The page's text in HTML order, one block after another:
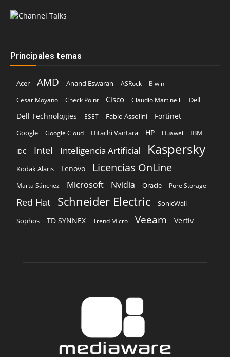
Principales temas
Acer AMD Anand Eswaran ASRock
Biwin
Cesar Moyano
Check Point Cisco Claudio Martinelli Dell
Dell Technologies ESET Fabio Assolini Fortinet
Google Google Cloud Hitachi Vantara HP Huawei IBM
IDC Intel Inteligencia Artificial Kaspersky
Kodak Alaris Lenovo Licencias OnLine
Marta Sánchez Microsoft Nvidia Oracle Pure Storage
Red Hat Schneider Electric SonicWall
Sophos TD SYNNEX Trend Micro Veeam Vertiv